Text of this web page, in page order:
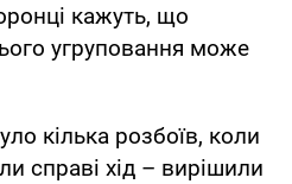
кажуть, що
угруповання може
кілька розбоїв, коли
справі хід – вирішили